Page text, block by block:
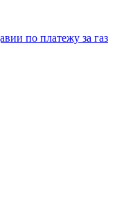
по платежу за газ